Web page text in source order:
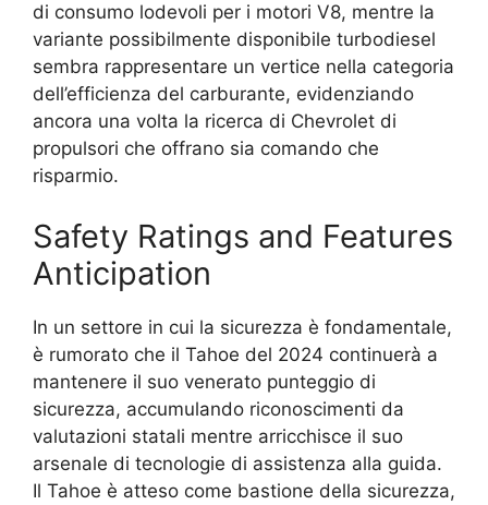
di consumo lodevoli per i motori V8, mentre la
variante possibilmente disponibile turbodiesel
sembra rappresentare un vertice nella categoria
dell’efficienza del carburante, evidenziando
ancora una volta la ricerca di Chevrolet di
propulsori che offrano sia comando che
risparmio.
Safety Ratings and Features
Anticipation
In un settore in cui la sicurezza è fondamentale,
è rumorato che il Tahoe del 2024 continuerà a
mantenere il suo venerato punteggio di
sicurezza, accumulando riconoscimenti da
valutazioni statali mentre arricchisce il suo
arsenale di tecnologie di assistenza alla guida.
Il Tahoe è atteso come bastione della sicurezza,